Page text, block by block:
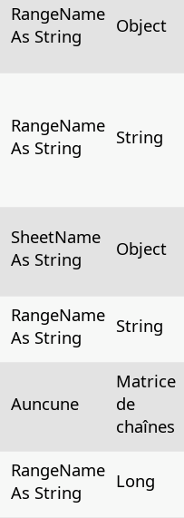
RangeName
As String
Object
RangeName
As String
String
SheetName
As String
Object
RangeName
As String
String
Auncune
Matrice
de
chaînes
RangeName
As String
Long